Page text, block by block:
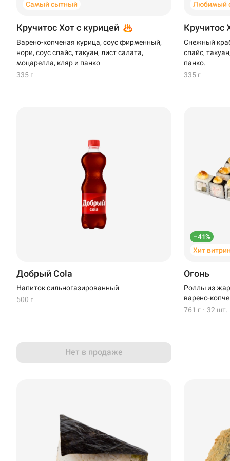
Самый сытный
Кручитос Хот с курицей
Варено-копченая курица, соус фирменный,
нори, соус спайс, такуан, лист салата,
моцарелла, кляр и панко
335 г
Любимый
Кручитос
Снежный
спайс,
панко.
335 г
Добрый Cola
Напиток сильногазированный
500 г
Нет в продаже
–41%
Хит
Огонь
Роллы из
варено-
761 г · 32 шт.